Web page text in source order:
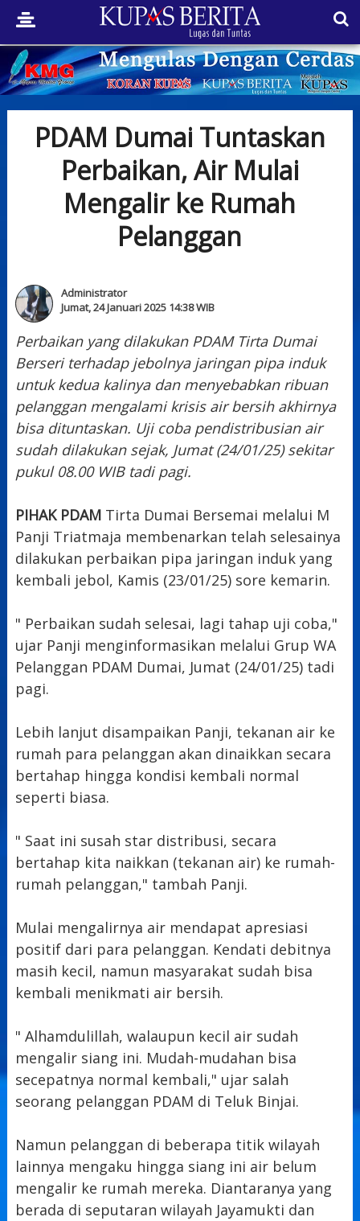
PDAM Dumai Tuntaskan
Perbaikan, Air Mulai
Mengalir ke Rumah
Pelanggan
Administrator
Jumat, 24 Januari 2025 14:38 WIB
Perbaikan yang dilakukan PDAM Tirta Dumai
Berseri terhadap jebolnya jaringan pipa induk
untuk kedua kalinya dan menyebabkan ribuan
pelanggan mengalami krisis air bersih akhirnya
bisa dituntaskan. Uji coba pendistribusian air
sudah dilakukan sejak, Jumat (24/01/25) sekitar
pukul 08.00 WIB tadi pagi.
PIHAK PDAM Tirta Dumai Bersemai melalui M
Panji Triatmaja membenarkan telah selesainya
dilakukan perbaikan pipa jaringan induk yang
kembali jebol, Kamis (23/01/25) sore kemarin.
" Perbaikan sudah selesai, lagi tahap uji coba,"
ujar Panji menginformasikan melalui Grup WA
Pelanggan PDAM Dumai, Jumat (24/01/25) tadi
pagi.
Lebih lanjut disampaikan Panji, tekanan air ke
rumah para pelanggan akan dinaikkan secara
bertahap hingga kondisi kembali normal
seperti biasa.
" Saat ini susah star distribusi, secara
bertahap kita naikkan (tekanan air) ke rumah-
rumah pelanggan," tambah Panji.
Mulai mengalirnya air mendapat apresiasi
positif dari para pelanggan. Kendati debitnya
masih kecil, namun masyarakat sudah bisa
kembali menikmati air bersih.
" Alhamdulillah, walaupun kecil air sudah
mengalir siang ini. Mudah-mudahan bisa
secepatnya normal kembali," ujar salah
seorang pelanggan PDAM di Teluk Binjai.
Namun pelanggan di beberapa titik wilayah
lainnya mengaku hingga siang ini air belum
mengalir ke rumah mereka. Diantaranya yang
berada di seputaran wilayah Jayamukti dan